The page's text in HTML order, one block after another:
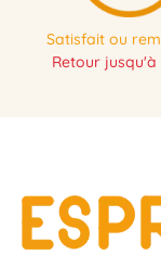
Satisfait ou
Retour jusqu'à